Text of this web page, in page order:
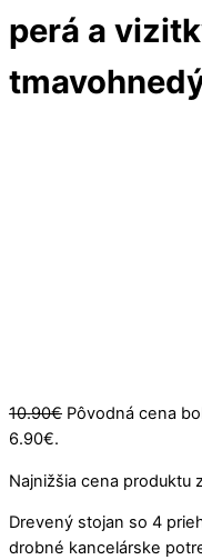
perá a
10.90€ Pôvodná cena
6.90€.
Najnižšia cena produktu
Drevený stojan so 4
drobné kancelárske